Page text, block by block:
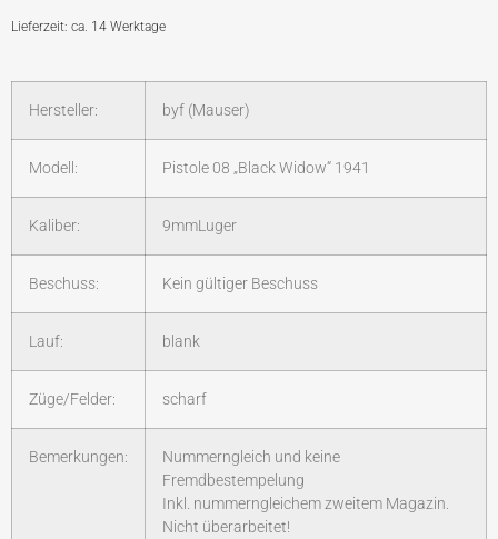
Lieferzeit: ca. 14 Werktage
Hersteller: byf (Mauser)
Modell: Pistole 08 „Black Widow“ 1941
Kaliber: 9mmLuger
Beschuss: Kein gültiger Beschuss
Lauf: blank
Züge/Felder: scharf
Bemerkungen:
Nummerngleich und keine
Fremdbestempelung
Inkl. nummerngleichem zweitem Magazin.
Nicht überarbeitet!